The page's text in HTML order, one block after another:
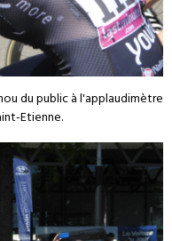
du public à l'applaudimètre
Etienne.